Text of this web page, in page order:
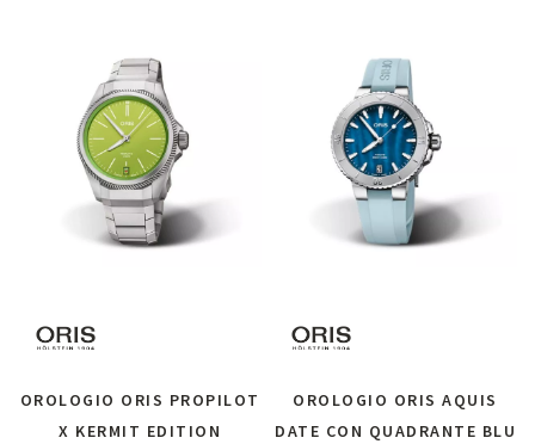
OROLOGIO ORIS PROPILOT
X KERMIT EDITION
OROLOGIO ORIS AQUIS
DATE CON QUADRANTE BLU